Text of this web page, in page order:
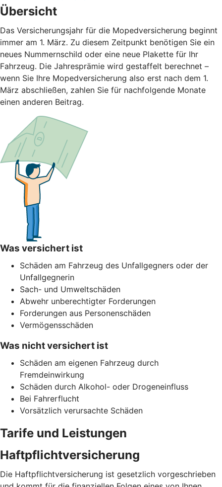
Übersicht
Das Versicherungsjahr für die Mopedversicherung beginnt
immer am 1. März. Zu diesem Zeitpunkt benötigen Sie ein
neues Nummernschild oder eine neue Plakette für Ihr
Fahrzeug. Die Jahresprämie wird gestaffelt berechnet –
wenn Sie Ihre Mopedversicherung also erst nach dem 1.
März abschließen, zahlen Sie für nachfolgende Monate
einen anderen Beitrag.
Was versichert ist
Schäden am Fahrzeug des Unfallgegners oder der
Unfallgegnerin
Sach- und Umweltschäden
Abwehr unberechtigter Forderungen
Forderungen aus Personenschäden
Vermögensschäden
Was nicht versichert ist
Schäden am eigenen Fahrzeug durch
Fremdeinwirkung
Schäden durch Alkohol- oder Drogeneinfluss
Bei Fahrerflucht
Vorsätzlich verursachte Schäden
Tarife und Leistungen
Haftpflichtversicherung
Die Haftpflichtversicherung ist gesetzlich vorgeschrieben